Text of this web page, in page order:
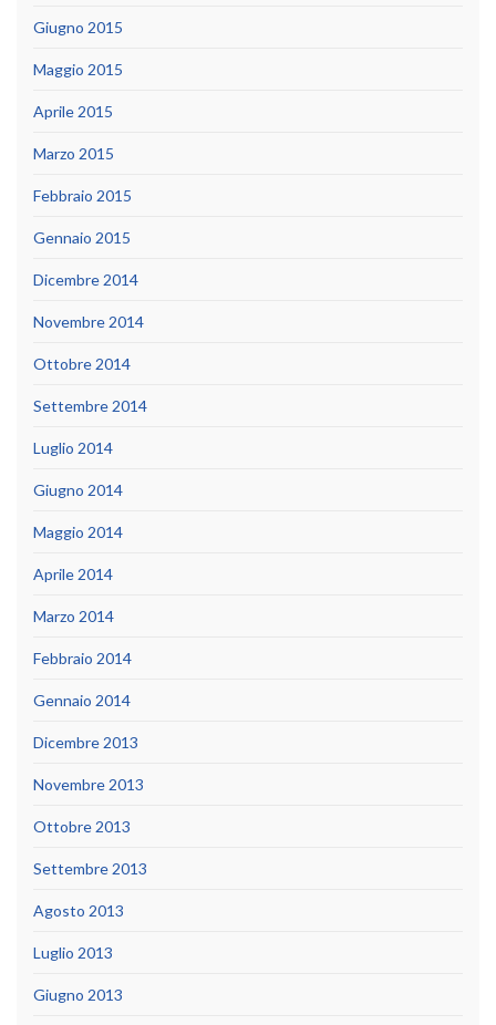
Giugno 2015
Maggio 2015
Aprile 2015
Marzo 2015
Febbraio 2015
Gennaio 2015
Dicembre 2014
Novembre 2014
Ottobre 2014
Settembre 2014
Luglio 2014
Giugno 2014
Maggio 2014
Aprile 2014
Marzo 2014
Febbraio 2014
Gennaio 2014
Dicembre 2013
Novembre 2013
Ottobre 2013
Settembre 2013
Agosto 2013
Luglio 2013
Giugno 2013